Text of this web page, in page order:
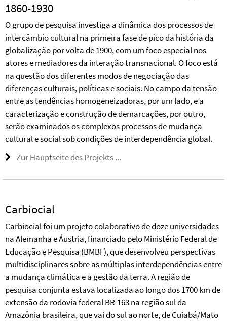
1860-1930
O grupo de pesquisa investiga a dinâmica dos processos de
intercâmbio cultural na primeira fase de pico da história da
globalização por volta de 1900, com um foco especial nos
atores e mediadores da interação transnacional. O foco está
na questão dos diferentes modos de negociação das
diferenças culturais, políticas e sociais. No campo da tensão
entre as tendências homogeneizadoras, por um lado, e a
caracterização e construção de demarcações, por outro,
serão examinados os complexos processos de mudança
cultural e social sob condições de interdependência global.
Zur Hauptseite des Projekts ...
Carbiocial
Carbiocial foi um projeto colaborativo de doze universidades
na Alemanha e Áustria, financiado pelo Ministério Federal de
Educação e Pesquisa (BMBF), que desenvolveu perspectivas
multidisciplinares sobre as múltiplas interdependências entre
a mudança climática e a gestão da terra. A região de
pesquisa conjunta estava localizada ao longo dos 1700 km de
extensão da rodovia federal BR-163 na região sul da
Amazônia brasileira, que vai do sul ao norte, de Cuiabá/Mato